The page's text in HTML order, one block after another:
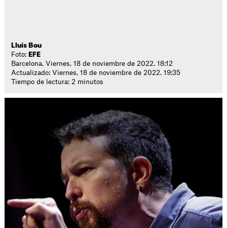
Lluís Bou
Foto: EFE
Barcelona. Viernes, 18 de noviembre de 2022. 18:12
Actualizado: Viernes, 18 de noviembre de 2022. 19:35
Tiempo de lectura: 2 minutos